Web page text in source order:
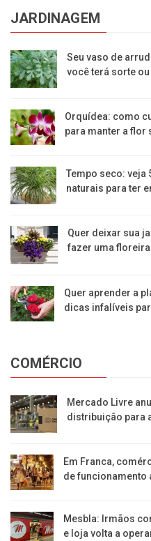
JARDINAGEM
Seu vaso de
você terá sorte
Orquídea: como
para manter a flor
Tempo seco: veja
naturais para ter
Quer deixar sua
fazer uma
Quer aprender a
dicas infalíveis
COMÉRCIO
Mercado Livre
distribuição para
Em Franca,
de funcionamento
Mesbla: Irmãos
e loja volta a